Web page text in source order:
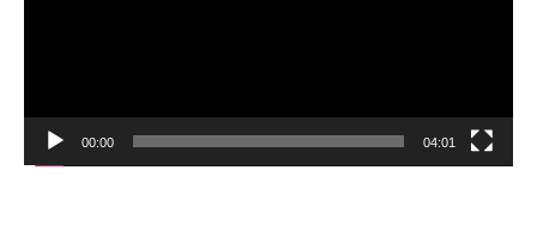
00:00 04:01